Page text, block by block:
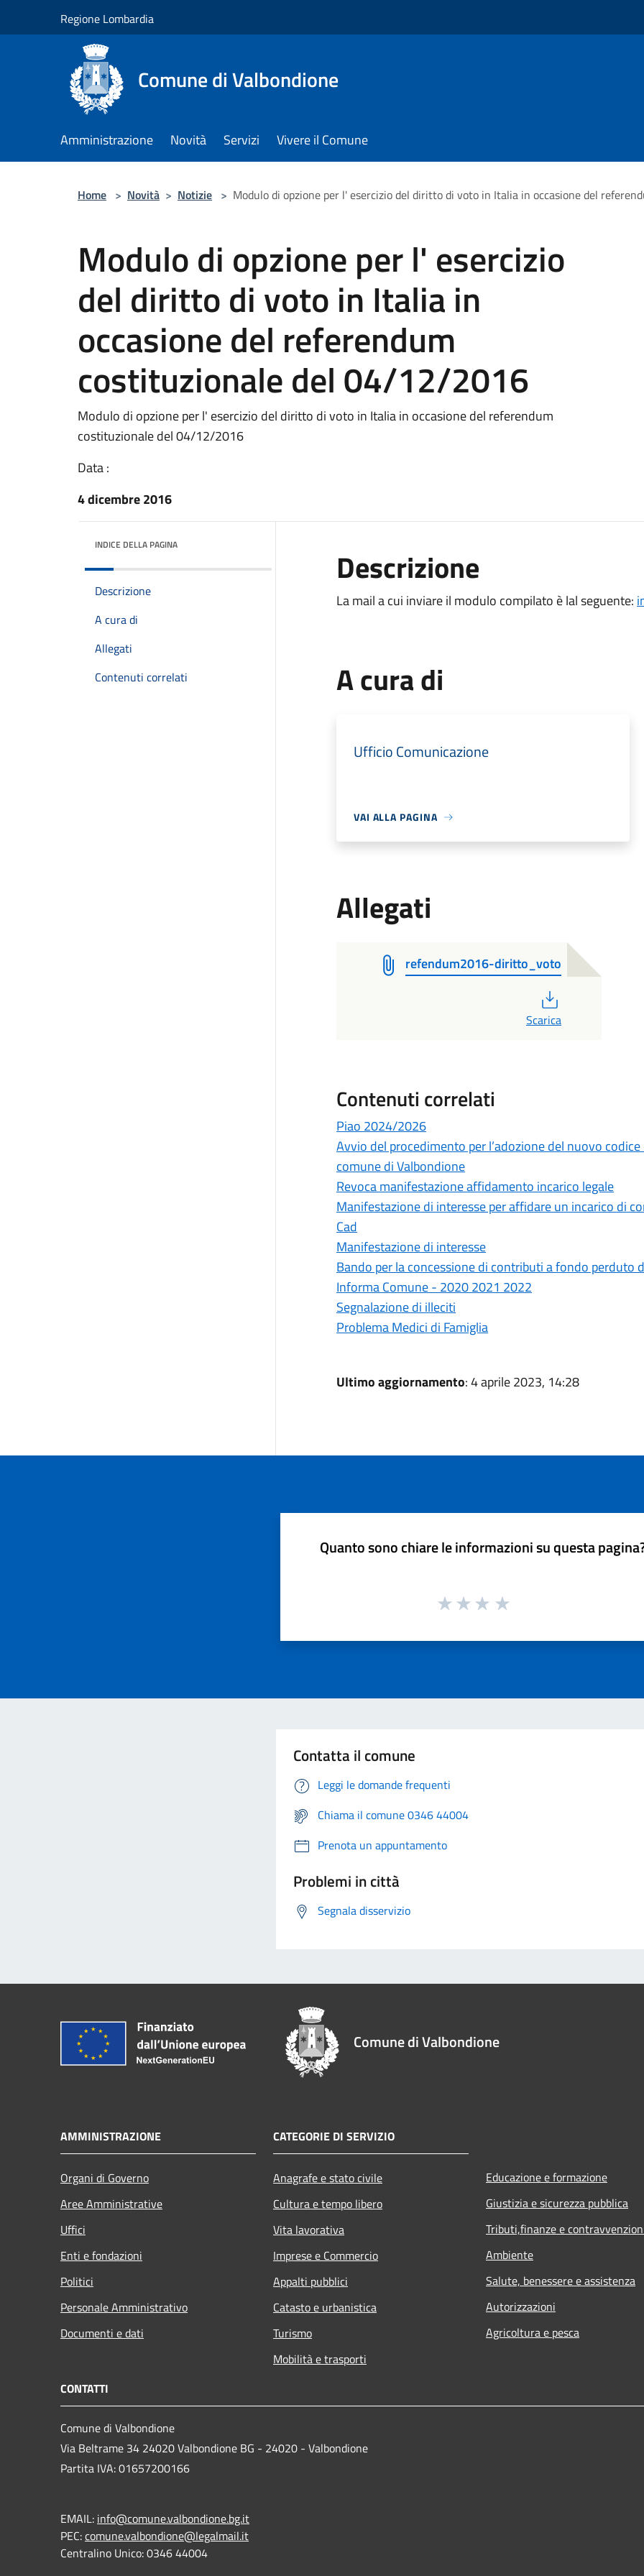
Regione Lombardia
Comune di Valbondione
Amministrazione Novità Servizi Vivere il Comune
Home > Novità > Notizie > Modulo di opzione per l' esercizio del diritto di voto in Italia in occasione del
Modulo di opzione per l' esercizio
del diritto di voto in Italia in
occasione del referendum
costituzionale del 04/12/2016
Modulo di opzione per l' esercizio del diritto di voto in Italia in occasione del referendum
costituzionale del 04/12/2016
Data :
4 dicembre 2016
INDICE DELLA PAGINA
Descrizione
A cura di
Allegati
Contenuti correlati
Descrizione
La mail a cui inviare il modulo compilato è lal seguente:
A cura di
Ufficio Comunicazione
VAI ALLA PAGINA
Allegati
refendum2016-diritto_voto
Scarica
Contenuti correlati
Piao 2024/2026
Avvio del procedimento per l’adozione del nuovo
comune di Valbondione
Revoca manifestazione affidamento incarico legale
Manifestazione di interesse per affidare un incarico di
Cad
Manifestazione di interesse
Bando per la concessione di contributi a fondo perduto
Informa Comune - 2020 2021 2022
Segnalazione di illeciti
Problema Medici di Famiglia
Ultimo aggiornamento: 4 aprile 2023, 14:28
Quanto sono chiare le informazioni su questa
Contatta il comune
Leggi le domande frequenti
Chiama il comune 0346 44004
Prenota un appuntamento
Problemi in città
Segnala disservizio
Comune di Valbondione
AMMINISTRAZIONE
Organi di Governo
Aree Amministrative
Uffici
Enti e fondazioni
Politici
Personale Amministrativo
Documenti e dati
CATEGORIE DI SERVIZIO
Anagrafe e stato civile
Cultura e tempo libero
Vita lavorativa
Imprese e Commercio
Appalti pubblici
Catasto e urbanistica
Turismo
Mobilità e trasporti
Educazione e formazione
Giustizia e sicurezza pubblica
Tributi,finanze e
Ambiente
Salute, benessere e assistenza
Autorizzazioni
Agricoltura e pesca
CONTATTI
Comune di Valbondione
Via Beltrame 34 24020 Valbondione BG - 24020 - Valbondione
Partita IVA: 01657200166
EMAIL: info@comune.valbondione.bg.it
PEC:comune.valbondione@legalmail.it
Centralino Unico: 0346 44004